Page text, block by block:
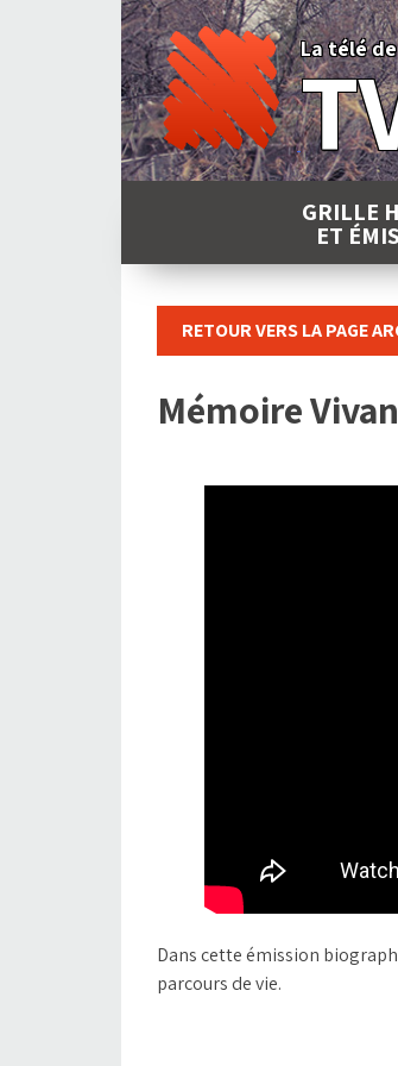
La télé
GRILLE
ET
RETOUR VERS LA PAGE
Mémoire
Dans cette émission
parcours de vie.